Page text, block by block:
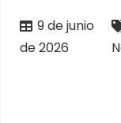
9 de junio
de 2026